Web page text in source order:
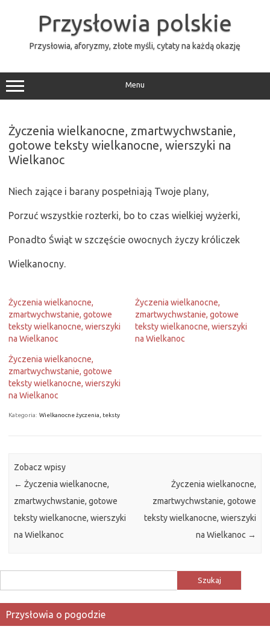
Przysłowia polskie
Przysłowia, aforyzmy, złote myśli, cytaty na każdą okazję
Menu
Życzenia wielkanocne, zmartwychwstanie,
gotowe teksty wielkanocne, wierszyki na
Wielkanoc
Niech zające i barany pospełniają Twoje plany,
Porzuć wszystkie rozterki, bo to czas wielkiej wyżerki,
Ponadto Świąt w szczęście owocnych życzy króliczek
Wielkanocny.
Życzenia wielkanocne,
zmartwychwstanie, gotowe
teksty wielkanocne, wierszyki
na Wielkanoc
Życzenia wielkanocne,
zmartwychwstanie, gotowe
teksty wielkanocne, wierszyki
na Wielkanoc
Życzenia wielkanocne,
zmartwychwstanie, gotowe
teksty wielkanocne, wierszyki
na Wielkanoc
Kategoria: Wielkanocne życzenia, teksty
Zobacz wpisy
← Życzenia wielkanocne,
zmartwychwstanie, gotowe
teksty wielkanocne, wierszyki
na Wielkanoc
Życzenia wielkanocne,
zmartwychwstanie, gotowe
teksty wielkanocne, wierszyki
na Wielkanoc →
Przysłowia o pogodzie